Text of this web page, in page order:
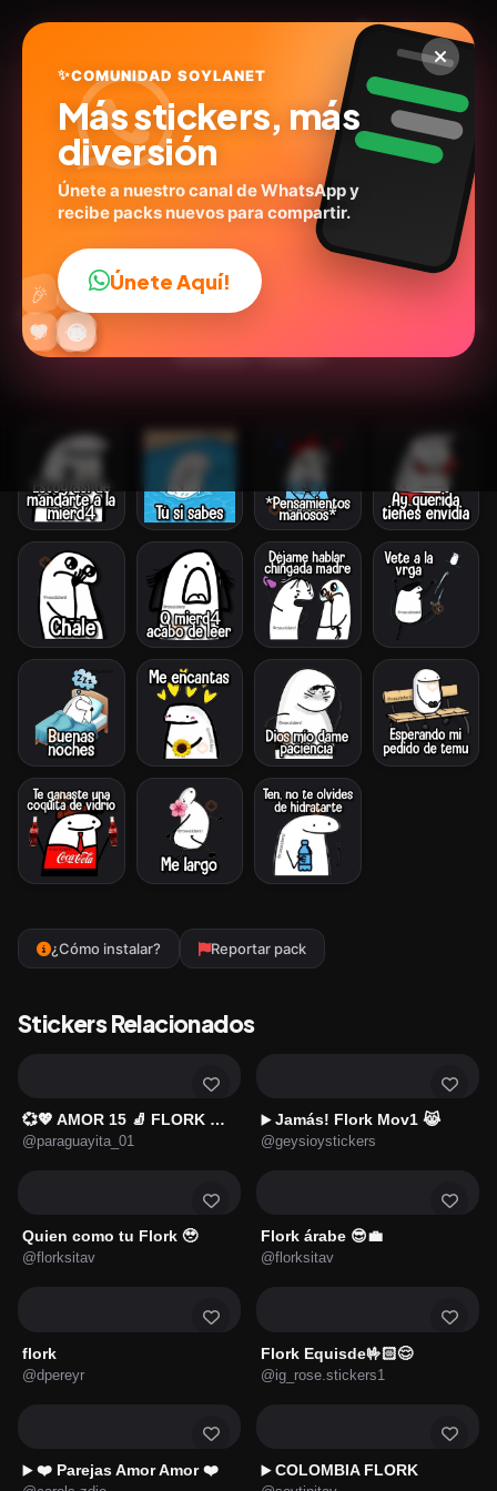
Flork Coo|🌟🪄
@ig_rose.stickers1
15stickers Dibujos Expresiones
¿Cómo instalar? Reportar pack
Stickers Relacionados
💞💖 AMOR 15 🧦 FLORK 💖💞
@paraguayita_01
▶️ Jamás! Flork Mov1 😹
@geysioystickers
Quien como tu Flork 🥹
@florksitav
Flork árabe 😎💼
@florksitav
flork
@dpereyr
Flork Equisde🤟🏻😌
@ig_rose.stickers1
▶️ ❤️ Parejas Amor Amor ❤️ ▶️ COLOMBIA FLORK
😎
😂
🔥
💬
❤️ ✨
🤩
😜
🎉 👍
✨COMUNIDAD SOYLANET
Más stickers, más
diversión
Únete a nuestro canal de WhatsApp y
recibe packs nuevos para compartir.
Únete Aquí!